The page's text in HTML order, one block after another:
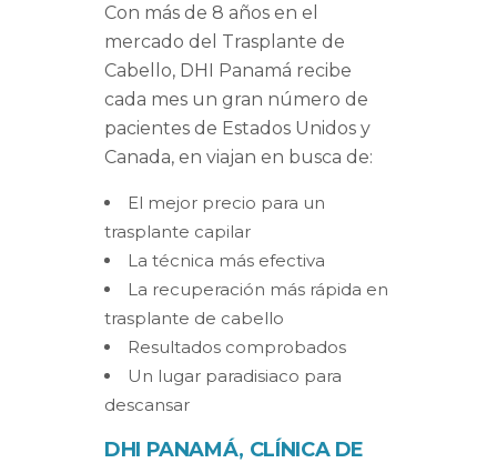
Con más de 8 años en el
mercado del Trasplante de
Cabello, DHI Panamá recibe
cada mes un gran número de
pacientes de Estados Unidos y
Canada, en viajan en busca de:
El mejor precio para un
trasplante capilar
La técnica más efectiva
La recuperación más rápida en
trasplante de cabello
Resultados comprobados
Un lugar paradisiaco para
descansar
DHI PANAMÁ, CLÍNICA DE